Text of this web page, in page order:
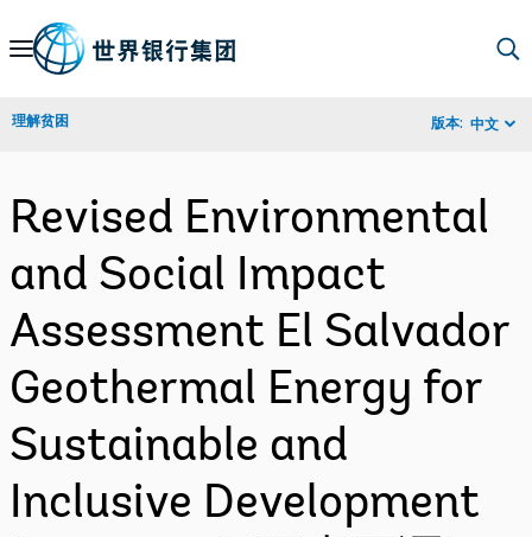
Skip
Navigation
理解贫困 版本: 中文
Revised Environmental
and Social Impact
Assessment El Salvador
Geothermal Energy for
Sustainable and
Inclusive Development